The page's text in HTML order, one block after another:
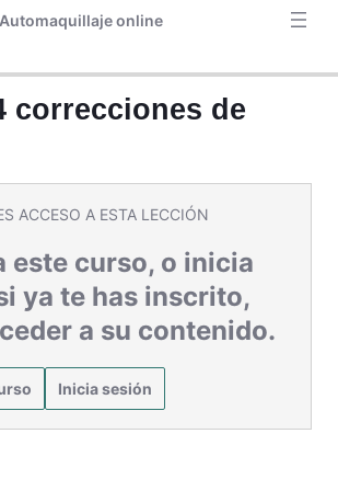
online
postizas por grupitos. Aclaraciones y
cejas perfectas
de fiesta
correcciones de
ACCESO A ESTA LECCIÓN
este curso, o inicia
ya te has inscrito,
a su contenido.
Inicia sesión